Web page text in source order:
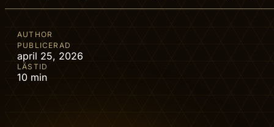
AUTHOR
PUBLICERAD
april 25, 2026
LÄSTID
10 min